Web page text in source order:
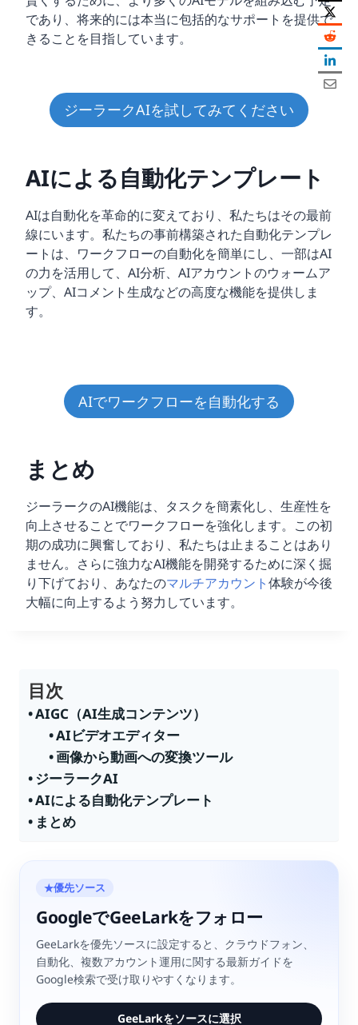
であり、将来的には本当に包括的なサポートを提供で
きることを目指しています。
ジーラークAIを試してみてください
AIによる自動化テンプレート
AIは自動化を革命的に変えており、私たちはその最前
線にいます。私たちの事前構築された自動化テンプレ
ートは、ワークフローの自動化を簡単にし、一部はAI
の力を活用して、AI分析、AIアカウントのウォームア
ップ、AIコメント生成などの高度な機能を提供しま
す。
AIでワークフローを自動化する
まとめ
ジーラークのAI機能は、タスクを簡素化し、生産性を
向上させることでワークフローを強化します。この初
期の成功に興奮しており、私たちは止まることはあり
ません。さらに強力なAI機能を開発するために深く掘
り下げており、あなたのマルチアカウント体験が今後
大幅に向上するよう努力しています。
目次
AIGC（AI生成コンテンツ）
AIビデオエディター
画像から動画への変換ツール
ジーラークAI
AIによる自動化テンプレート
まとめ
★優先ソース
GoogleでGeeLarkをフォロー
GeeLarkを優先ソースに設定すると、クラウドフォン、
自動化、複数アカウント運用に関する最新ガイドを
Google検索で受け取りやすくなります。
GeeLarkをソースに選択